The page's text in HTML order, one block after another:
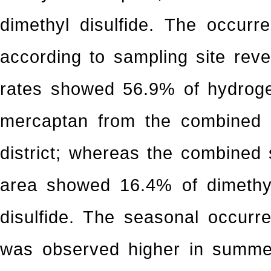
dimethyl disulfide. The
according to sampling site
rates showed 56.9% of
mercaptan from the
district; whereas the
area showed 16.4% of
disulfide. The seasonal
was observed higher in